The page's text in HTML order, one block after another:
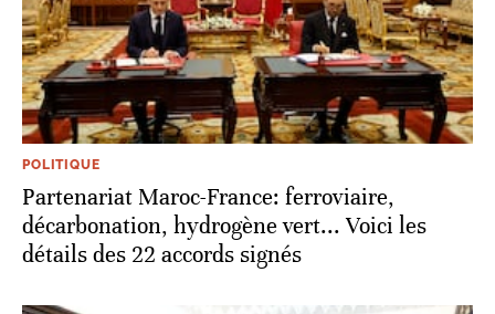
POLITIQUE
Partenariat Maroc-France: ferroviaire,
décarbonation, hydrogène vert... Voici les
détails des 22 accords signés